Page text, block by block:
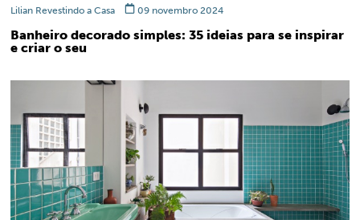
Lilian Revestindo a Casa 09 novembro 2024
Banheiro decorado simples: 35 ideias para se inspirar
e criar o seu